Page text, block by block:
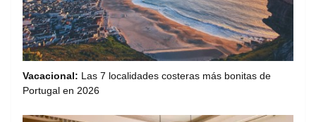
Vacacional: Las 7 localidades costeras más bonitas de
Portugal en 2026